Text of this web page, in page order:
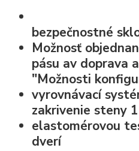
bezpečnostné
Možnosť
pásu av doprava
"Možnosti
vyrovnávací
zakrivenie steny
elastomérovou
dverí